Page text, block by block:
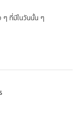
ที่มีในวันนั้น ๆ